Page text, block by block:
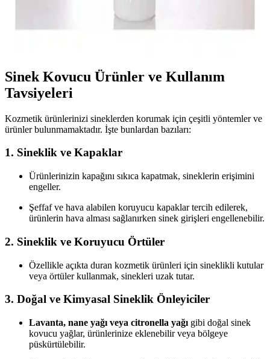
Bebekler için doğal ve güvenli sinek kovucu ürünler, kullanımı ve
Sinek Kovucu Ürünler ve Kullanım
Tavsiyeleri
Kozmetik ürünlerinizi sineklerden korumak için çeşitli yöntemler ve
ürünler bulunmamaktadır. İşte bunlardan bazıları:
1. Sineklik ve Kapaklar
Ürünlerinizin kapağını sıkıca kapatmak, sineklerin erişimini
engeller.
Şeffaf ve hava alabilen koruyucu kapaklar tercih edilerek,
ürünlerin hava alması sağlanırken sinek girişleri engellenebilir.
2. Sineklik ve Koruyucu Örtüler
Özellikle açıkta duran kozmetik ürünleri için sineklikli kutular
veya örtüler kullanmak, sinekleri uzak tutar.
3. Doğal ve Kimyasal Sineklik Önleyiciler
Lavanta, nane yağı veya citronella yağı gibi doğal sinek
kovucu yağlar, ürünlerinize eklenebilir veya bölgeye
püskürtülebilir.